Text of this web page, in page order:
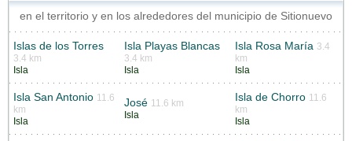
en el territorio y en los alrededores del municipio de Sitionuevo
Islas de los Torres
3.4 km
Isla
Isla Playas Blancas
3.4 km
Isla
Isla Rosa María 3.4
km
Isla
Isla San Antonio 11.6
km
Isla
José 11.6 km
Isla
Isla de Chorro 11.6
km
Isla